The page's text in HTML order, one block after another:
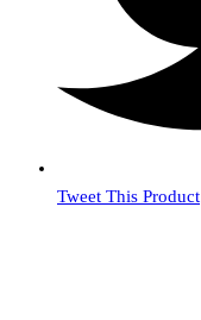
Tweet This Product